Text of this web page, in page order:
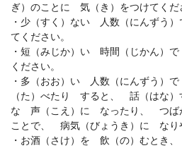
ぎ）のことに 気（き）をつけてくだ
・少（すく）ない 人数（にんずう
てください。
・短（みじか）い 時間（じかん）
ください。
・多（おお）い 人数（にんずう）
（た）べたり すると、 話（はな
な 声（こえ）に なったり、 つ
ことで、 病気（びょうき）に なり
・お酒（さけ）を 飲（の）むとき